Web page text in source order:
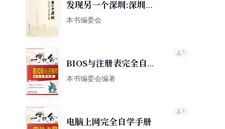
发现另一个深圳:深圳
78 街“全景画像”. 福田
本书编委会
BIOS与注册表完全自学
手册
本书编委会编著
1
电脑上网完全自学手册
1